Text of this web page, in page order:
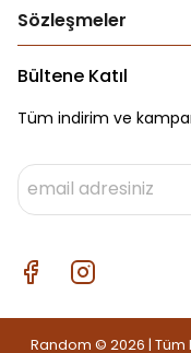
Sözleşmeler
Bültene Katıl
Tüm indirim ve
Random © 2026 | Tüm